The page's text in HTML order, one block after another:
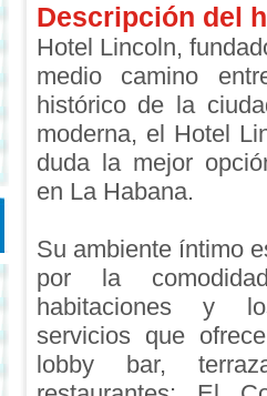
Descripción del
Hotel Lincoln,
medio camino
histórico de la
moderna, el Hotel
duda la mejor
en La Habana.
Su ambiente íntimo
por la
habitaciones y
servicios que
lobby bar,